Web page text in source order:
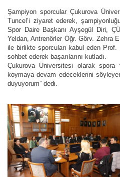
Şampiyon sporcular Çukurova
Tuncel’i ziyaret ederek,
Spor Daire Başkanı Ayşegül Diri,
Yeldan, Antrenörler Öğr. Görv. Zehra
ile birlikte sporcuları kabul eden
sohbet ederek başarılarını kutladı.
Çukurova Üniversitesi olarak
koymaya devam edeceklerini
duyuyorum” dedi.